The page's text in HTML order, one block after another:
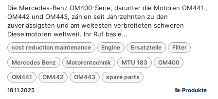
Die Mercedes-Benz OM400-Serie, darunter die Motoren OM441 ,
OM442 und OM443, zählen seit Jahrzehnten zu den
zuverlässigsten und am weitesten verbreiteten schweren
Dieselmotoren weltweit. Ihr Ruf basie...
cost reduction maintenance Engine Ersatzteile Filter
Mercedes Benz Motorentechnik MTU 183 OM400
OM441 OM442 OM443 spare parts
18.11.2025 Produkte